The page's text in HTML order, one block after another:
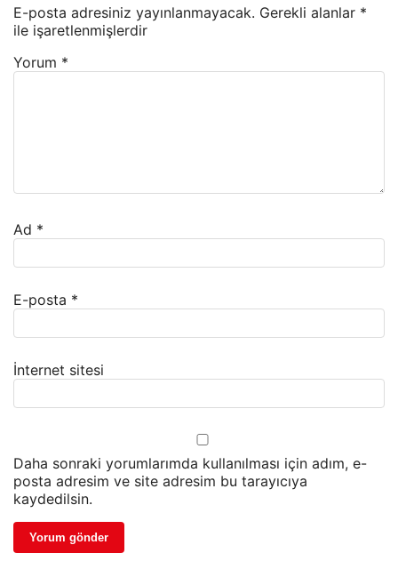
E-posta adresiniz yayınlanmayacak. Gerekli alanlar *
ile işaretlenmişlerdir
Yorum *
Ad *
E-posta *
İnternet sitesi
Daha sonraki yorumlarımda kullanılması için adım, e-
posta adresim ve site adresim bu tarayıcıya
kaydedilsin.